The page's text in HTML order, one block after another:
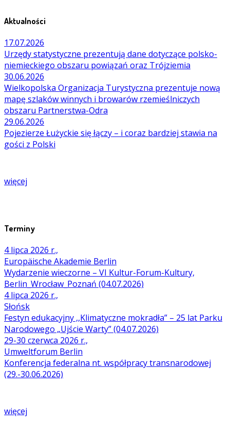
Aktualności
17.07.2026
Urzędy statystyczne prezentują dane dotyczące polsko-
niemieckiego obszaru powiązań oraz Trójziemia
30.06.2026
Wielkopolska Organizacja Turystyczna prezentuje nową
mapę szlaków winnych i browarów rzemieślniczych
obszaru Partnerstwa-Odra
29.06.2026
Pojezierze Łużyckie się łączy – i coraz bardziej stawia na
gości z Polski
więcej
Terminy
4 lipca 2026 r.,
Europäische Akademie Berlin
Wydarzenie wieczorne – VI Kultur-Forum-Kultury,
Berlin_Wrocław_Poznań (04.07.2026)
4 lipca 2026 r.,
Słońsk
Festyn edukacyjny ,,Klimatyczne mokradła” – 25 lat Parku
Narodowego „Ujście Warty” (04.07.2026)
29-30 czerwca 2026 r.,
Umweltforum Berlin
Konferencja federalna nt. współpracy transnarodowej
(29.-30.06.2026)
więcej